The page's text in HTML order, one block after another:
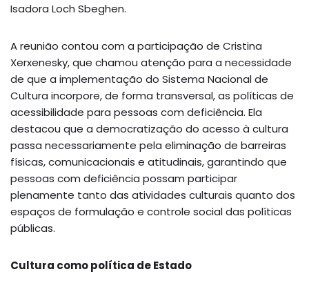
Isadora Loch Sbeghen.
A reunião contou com a participação de Cristina
Xerxenesky, que chamou atenção para a necessidade
de que a implementação do Sistema Nacional de
Cultura incorpore, de forma transversal, as políticas de
acessibilidade para pessoas com deficiência. Ela
destacou que a democratização do acesso à cultura
passa necessariamente pela eliminação de barreiras
físicas, comunicacionais e atitudinais, garantindo que
pessoas com deficiência possam participar
plenamente tanto das atividades culturais quanto dos
espaços de formulação e controle social das políticas
públicas.
Cultura como política de Estado